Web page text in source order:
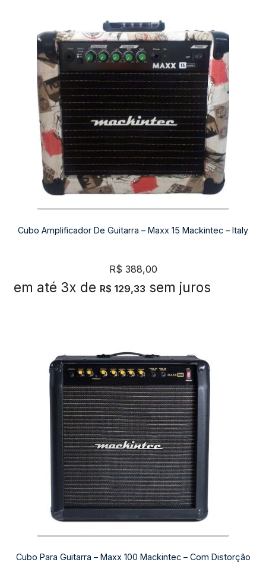
Cubo Amplificador De Guitarra – Maxx 15 Mackintec – Italy
R$ 388,00
em até 3x de R$ 129,33 sem juros
Cubo Para Guitarra – Maxx 100 Mackintec – Com Distorção